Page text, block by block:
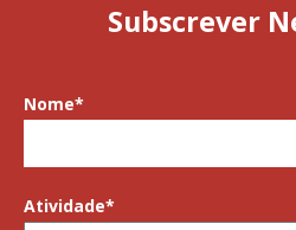
Subscrever
Nome*
Atividade*